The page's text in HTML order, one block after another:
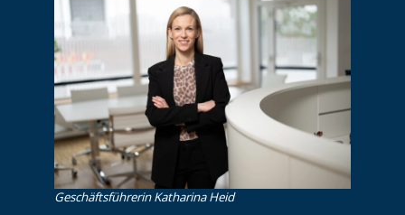
Ge­schäfts­füh­re­rin Katharina Heid